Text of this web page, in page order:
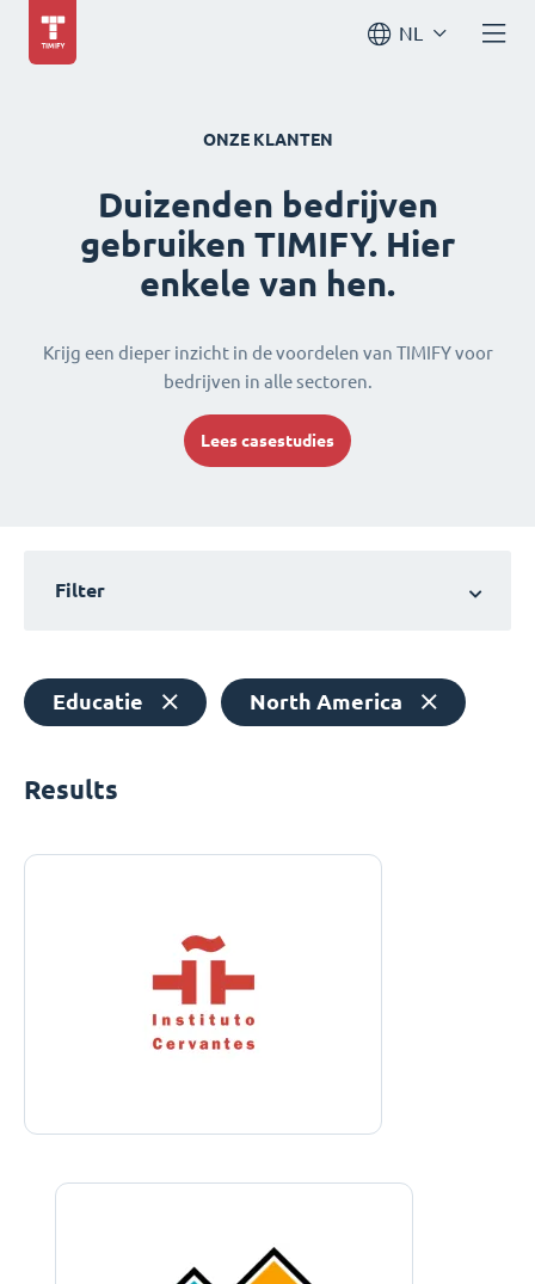
NL
ONZE KLANTEN
Duizenden bedrijven
gebruiken TIMIFY. Hier
enkele van hen.
Krijg een dieper inzicht in de voordelen van TIMIFY voor
bedrijven in alle sectoren.
Lees casestudies
Filter
Educatie North America
Results